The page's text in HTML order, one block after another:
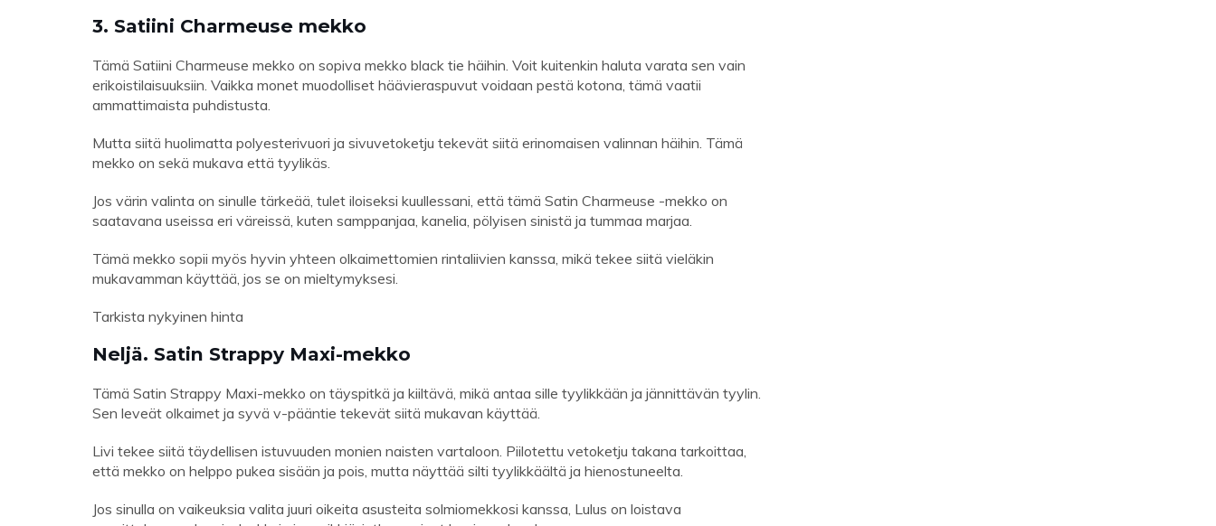
3. Satiini Charmeuse mekko
Tämä Satiini Charmeuse mekko on sopiva mekko black tie häihin. Voit kuitenkin haluta varata sen vain
erikoistilaisuuksiin. Vaikka monet muodolliset häävieraspuvut voidaan pestä kotona, tämä vaatii
ammattimaista puhdistusta.
Mutta siitä huolimatta polyesterivuori ja sivuvetoketju tekevät siitä erinomaisen valinnan häihin. Tämä
mekko on sekä mukava että tyylikäs.
Jos värin valinta on sinulle tärkeää, tulet iloiseksi kuullessani, että tämä Satin Charmeuse -mekko on
saatavana useissa eri väreissä, kuten samppanjaa, kanelia, pölyisen sinistä ja tummaa marjaa.
Tämä mekko sopii myös hyvin yhteen olkaimettomien rintaliivien kanssa, mikä tekee siitä vieläkin
mukavamman käyttää, jos se on mieltymyksesi.
Tarkista nykyinen hinta
Neljä. Satin Strappy Maxi-mekko
Tämä Satin Strappy Maxi-mekko on täyspitkä ja kiiltävä, mikä antaa sille tyylikkään ja jännittävän tyylin.
Sen leveät olkaimet ja syvä v-pääntie tekevät siitä mukavan käyttää.
Livi tekee siitä täydellisen istuvuuden monien naisten vartaloon. Piilotettu vetoketju takana tarkoittaa,
että mekko on helppo pukea sisään ja pois, mutta näyttää silti tyylikkäältä ja hienostuneelta.
Jos sinulla on vaikeuksia valita juuri oikeita asusteita solmiomekkosi kanssa, Lulus on loistava